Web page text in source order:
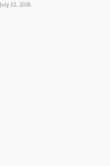
July 22, 2026